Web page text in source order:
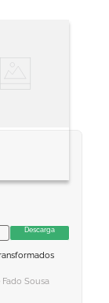
Descarga
Fado Sousa